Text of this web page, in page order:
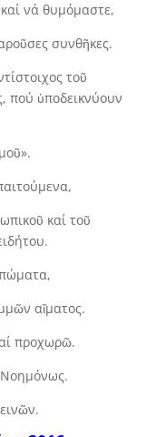
νά θυμόμαστε,
συνθῆκες.
τοῦ
πού ὑποδεικνύουν
καί τοῦ
αἵματος.
προχωρῶ.